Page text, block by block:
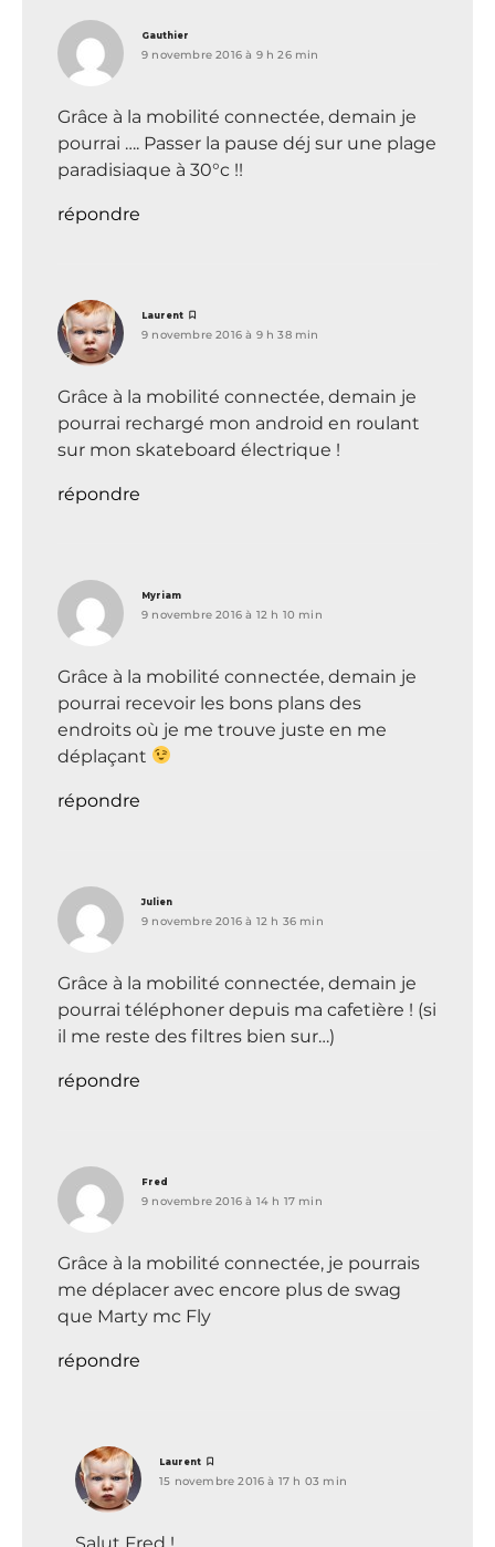
Gauthier
9 novembre 2016 à 9 h 26 min
Grâce à la mobilité connectée, demain je
pourrai …. Passer la pause déj sur une plage
paradisiaque à 30°c !!
répondre
Laurent
9 novembre 2016 à 9 h 38 min
Grâce à la mobilité connectée, demain je
pourrai rechargé mon android en roulant
sur mon skateboard électrique !
répondre
Myriam
9 novembre 2016 à 12 h 10 min
Grâce à la mobilité connectée, demain je
pourrai recevoir les bons plans des
endroits où je me trouve juste en me
déplaçant
répondre
Julien
9 novembre 2016 à 12 h 36 min
Grâce à la mobilité connectée, demain je
pourrai téléphoner depuis ma cafetière ! (si
il me reste des filtres bien sur…)
répondre
Fred
9 novembre 2016 à 14 h 17 min
Grâce à la mobilité connectée, je pourrais
me déplacer avec encore plus de swag
que Marty mc Fly
répondre
Laurent
15 novembre 2016 à 17 h 03 min
Salut Fred !